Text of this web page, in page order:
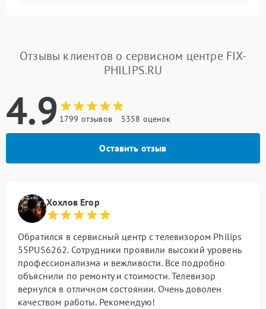
Отзывы клиентов о сервисном центре FIX-
PHILIPS.RU
4.9 1799 отзывов 5358 оценок
Оставить отзыв
Хохлов Егор
Обратился в сервисный центр с телевизором Philips
55PUS6262. Сотрудники проявили высокий уровень
профессионализма и вежливости. Все подробно
объяснили по ремонту и стоимости. Телевизор
вернулся в отличном состоянии. Очень доволен
качеством работы. Рекомендую!